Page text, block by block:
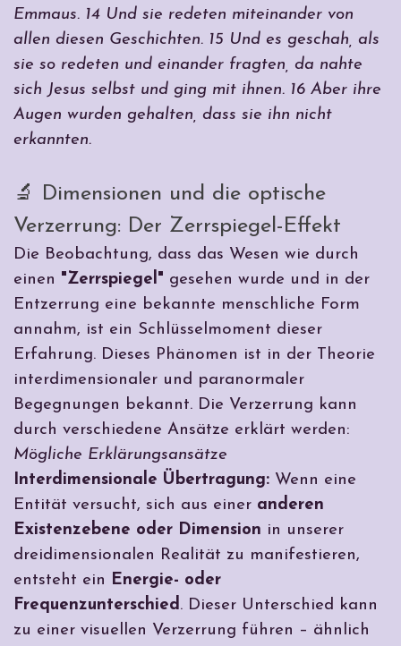
Emmaus. 14 Und sie redeten miteinander von
allen diesen Geschichten. 15 Und es geschah, als
sie so redeten und einander fragten, da nahte
sich Jesus selbst und ging mit ihnen. 16 Aber ihre
Augen wurden gehalten, dass sie ihn nicht
erkannten.
🔬 Dimensionen und die optische
Verzerrung: Der Zerrspiegel-Effekt
Die Beobachtung, dass das Wesen wie durch
einen "Zerrspiegel" gesehen wurde und in der
Entzerrung eine bekannte menschliche Form
annahm, ist ein Schlüsselmoment dieser
Erfahrung. Dieses Phänomen ist in der Theorie
interdimensionaler und paranormaler
Begegnungen bekannt. Die Verzerrung kann
durch verschiedene Ansätze erklärt werden:
Mögliche Erklärungsansätze
Interdimensionale Übertragung: Wenn eine
Entität versucht, sich aus einer anderen
Existenzebene oder Dimension in unserer
dreidimensionalen Realität zu manifestieren,
entsteht ein Energie- oder
Frequenzunterschied. Dieser Unterschied kann
zu einer visuellen Verzerrung führen – ähnlich